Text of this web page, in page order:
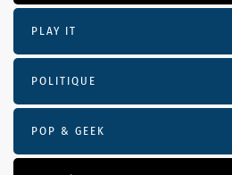
PLAY IT
POLITIQUE
POP & GEEK